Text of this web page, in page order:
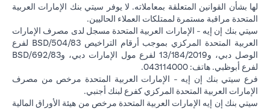
لها بشأن القوانين المتعلقة بمعاملاته. لا يوفر سيتي بنك الإمارات العربية
المتحدة مراقبة مستمرة لممتلكات العملاء الحاليين.
سيتي بنك إن إيه - الإمارات العربية المتحدة مسجل لدى مصرف الإمارات
العربية المتحدة المركزي بموجب أرقام التراخيص BSD/504/83 لفرع
الوصل دبي، و13/184/2019 لفرع مول الإمارات دبي، وBSD/692/83
لفرع أبوظبي. هاتف: 043114000.
فرع سيتي بنك إن إيه - الإمارات العربية المتحدة مرخص من مصرف
الإمارات العربية المتحدة المركزي كفرع لبنك أجنبي.
سيتي بنك إن إيه الإمارات العربية المتحدة مرخص من هيئة الأوراق المالية